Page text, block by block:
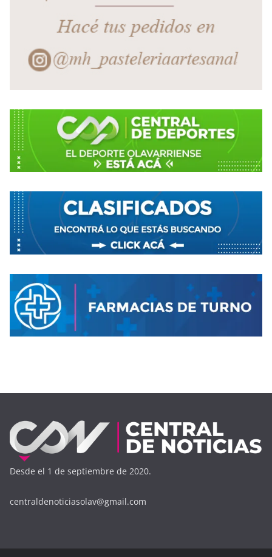
Desde el 1 de septiembre de 2020.
centraldenoticiasolav@gmail.com